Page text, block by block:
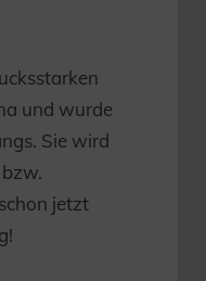
und wurde
Sie wird
jetzt